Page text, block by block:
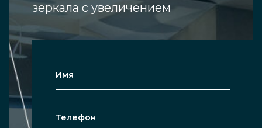
зеркала с увеличением